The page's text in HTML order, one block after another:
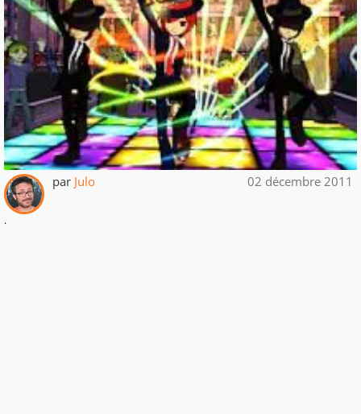
par Julo 02 décembre 2011
.